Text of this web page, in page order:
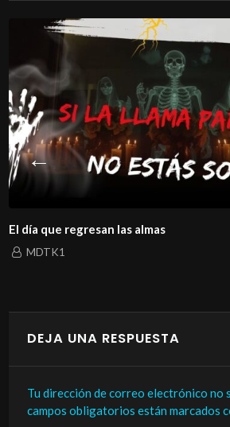
El día que regresan las almas
MDTK1
DEJA UNA RESPUESTA
Tu dirección de correo electrónico no
campos obligatorios están marcados